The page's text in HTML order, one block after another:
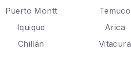
Puerto Montt Temuco
Iquique Arica
Chillán Vitacura